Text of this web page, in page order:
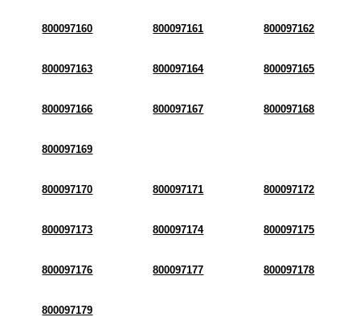
800097160 800097161 800097162
800097163 800097164 800097165
800097166 800097167 800097168
800097169
800097170 800097171 800097172
800097173 800097174 800097175
800097176 800097177 800097178
800097179